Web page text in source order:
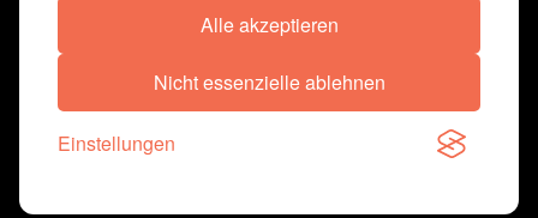
Alle akzeptieren
Nicht essenzielle ablehnen
Einstellungen
ALLGEMEINBEDINGUNGEN
© TRAUERWEE 2026